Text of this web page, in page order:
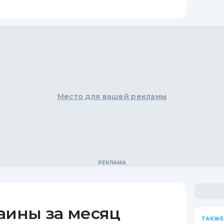
Место для вашей рекламы
за месяц